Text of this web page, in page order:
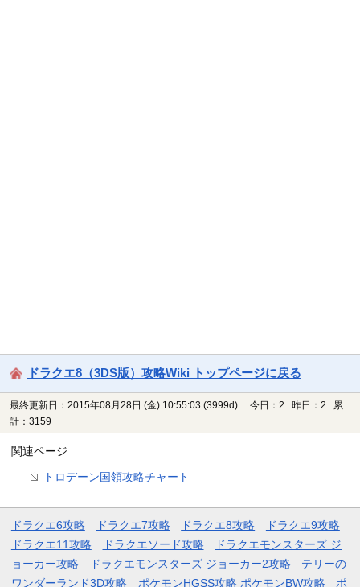
ドラクエ8（3DS版）攻略Wiki トップページに戻る
最終更新日：2015年08月28日 (金) 10:55:03 (3999d)
今日：2 昨日：2 累
計：3159
関連ページ
トロデーン国領攻略チャート
ドラクエ6攻略 ドラクエ7攻略 ドラクエ8攻略
ドラクエ9攻略
ドラクエ11攻略
ドラクエソード攻略
ドラクエモンスターズ ジ
ョーカー攻略
ドラクエモンスターズ ジョーカー2攻略
テリーの
ワンダーランド3D攻略
ポケモンHGSS攻略 ポケモンBW攻略 ポ